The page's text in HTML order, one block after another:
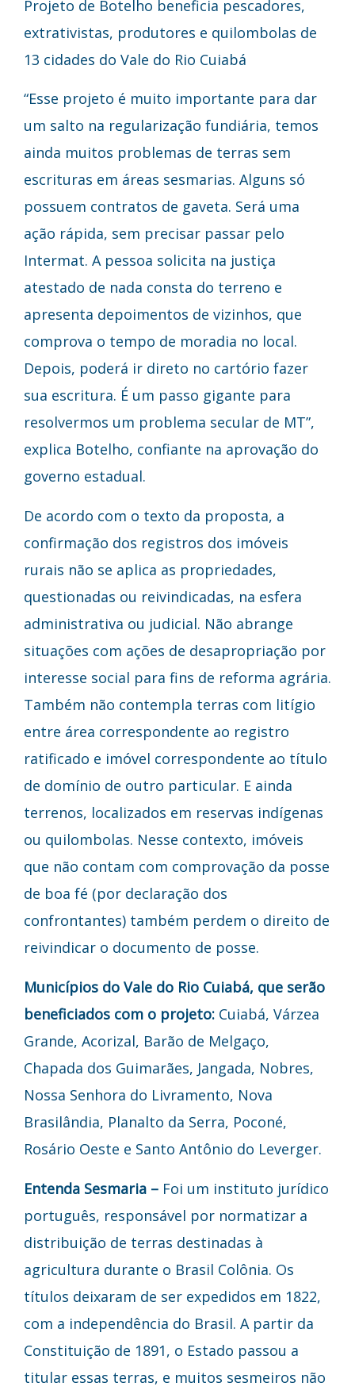
Projeto de Botelho beneficia pescadores,
extrativistas, produtores e quilombolas de
13 cidades do Vale do Rio Cuiabá
“Esse projeto é muito importante para dar
um salto na regularização fundiária, temos
ainda muitos problemas de terras sem
escrituras em áreas sesmarias. Alguns só
possuem contratos de gaveta. Será uma
ação rápida, sem precisar passar pelo
Intermat. A pessoa solicita na justiça
atestado de nada consta do terreno e
apresenta depoimentos de vizinhos, que
comprova o tempo de moradia no local.
Depois, poderá ir direto no cartório fazer
sua escritura. É um passo gigante para
resolvermos um problema secular de MT”,
explica Botelho, confiante na aprovação do
governo estadual.
De acordo com o texto da proposta, a
confirmação dos registros dos imóveis
rurais não se aplica as propriedades,
questionadas ou reivindicadas, na esfera
administrativa ou judicial. Não abrange
situações com ações de desapropriação por
interesse social para fins de reforma agrária.
Também não contempla terras com litígio
entre área correspondente ao registro
ratificado e imóvel correspondente ao título
de domínio de outro particular. E ainda
terrenos, localizados em reservas indígenas
ou quilombolas. Nesse contexto, imóveis
que não contam com comprovação da posse
de boa fé (por declaração dos
confrontantes) também perdem o direito de
reivindicar o documento de posse.
Municípios do Vale do Rio Cuiabá, que serão
beneficiados com o projeto: Cuiabá, Várzea
Grande, Acorizal, Barão de Melgaço,
Chapada dos Guimarães, Jangada, Nobres,
Nossa Senhora do Livramento, Nova
Brasilândia, Planalto da Serra, Poconé,
Rosário Oeste e Santo Antônio do Leverger.
Entenda Sesmaria – Foi um instituto jurídico
português, responsável por normatizar a
distribuição de terras destinadas à
agricultura durante o Brasil Colônia. Os
títulos deixaram de ser expedidos em 1822,
com a independência do Brasil. A partir da
Constituição de 1891, o Estado passou a
titular essas terras, e muitos sesmeiros não